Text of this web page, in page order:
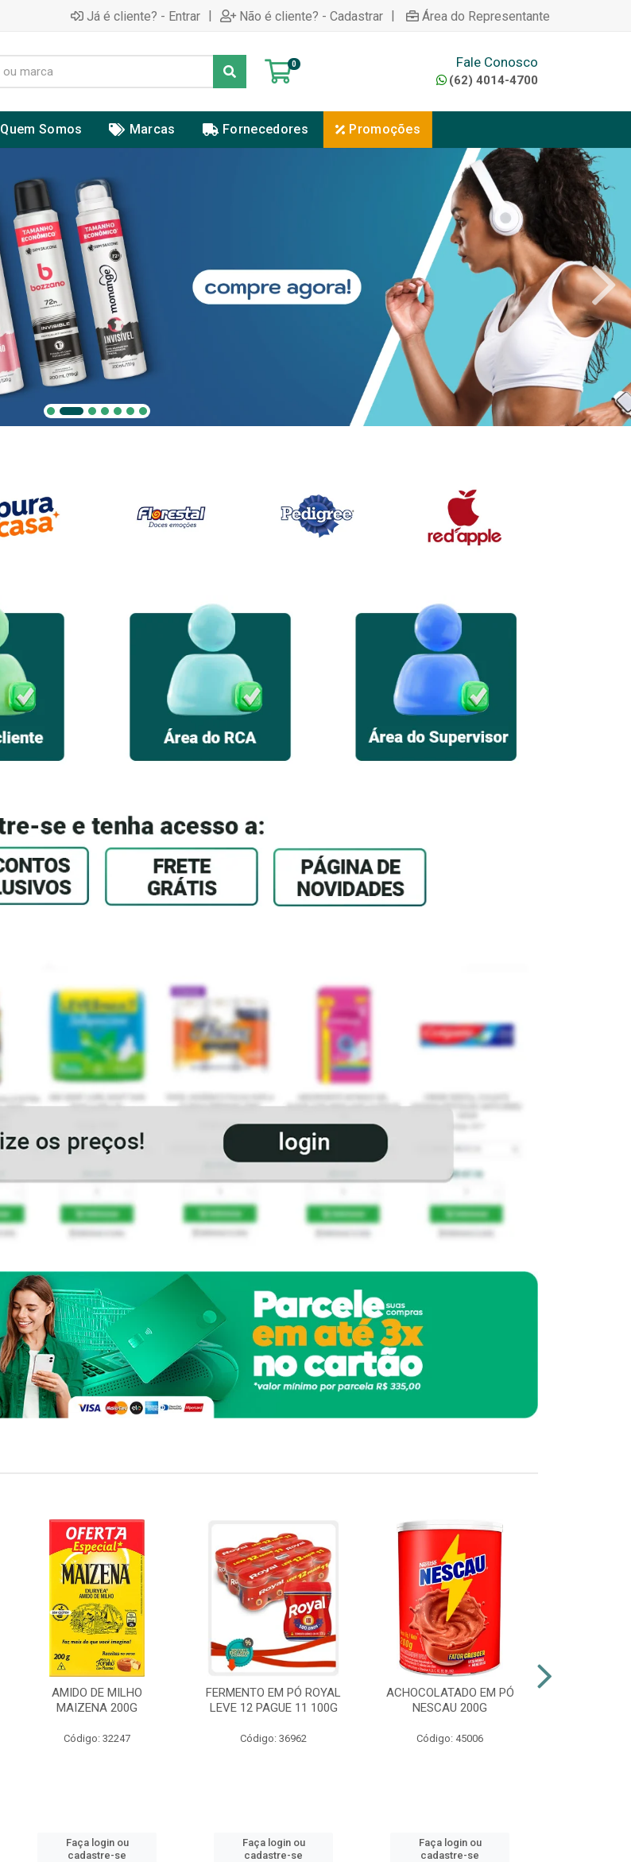
Já é cliente? - Entrar | Não é cliente? - Cadastrar | Área do Representante
0 Fale Conosco
(62) 4014-4700
Quem Somos Marcas Fornecedores Promoções
AMIDO DE MILHO
MAIZENA 200G
Código: 32247
Faça login ou
cadastre-se
FERMENTO EM PÓ ROYAL
LEVE 12 PAGUE 11 100G
Código: 36962
Faça login ou
cadastre-se
ACHOCOLATADO EM PÓ
NESCAU 200G
Código: 45006
Faça login ou
cadastre-se